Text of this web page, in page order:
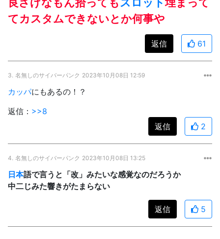
てカスタムできないとか何事や
返信 61
3. 名無しのサイバーパンク 2023年10月08日 12:59
カッパにもあるの！？
返信： >>8
返信
2
4. 名無しのサイバーパンク 2023年10月08日 13:25
日本語で言うと「改」みたいな感覚なのだろうか
中二じみた響きがたまらない
返信 5